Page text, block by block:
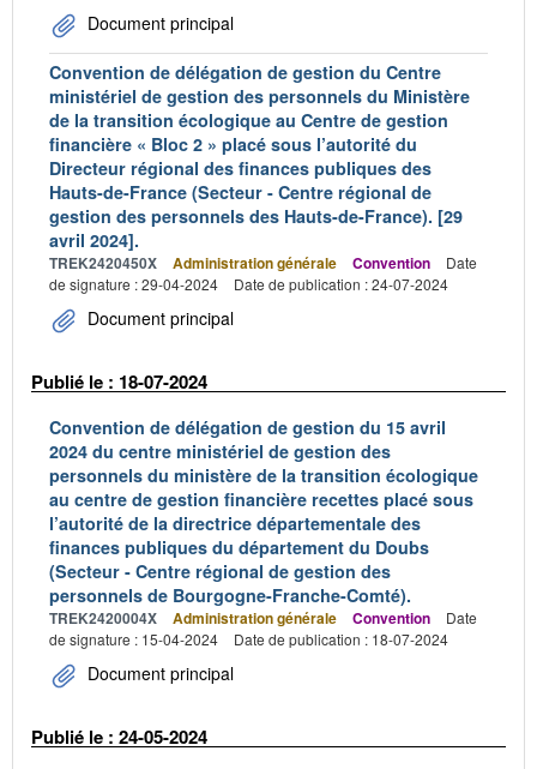
Document principal
Convention de délégation de gestion du Centre
ministériel de gestion des personnels du Ministère
de la transition écologique au Centre de gestion
financière « Bloc 2 » placé sous l’autorité du
Directeur régional des finances publiques des
Hauts-de-France (Secteur - Centre régional de
gestion des personnels des Hauts-de-France). [29
avril 2024].
TREK2420450X Administration générale Convention
Date
de signature : 29-04-2024
Date de publication : 24-07-2024
Document principal
Publié le : 18-07-2024
Convention de délégation de gestion du 15 avril
2024 du centre ministériel de gestion des
personnels du ministère de la transition écologique
au centre de gestion financière recettes placé sous
l’autorité de la directrice départementale des
finances publiques du département du Doubs
(Secteur - Centre régional de gestion des
personnels de Bourgogne-Franche-Comté).
TREK2420004X Administration générale Convention
Date
de signature : 15-04-2024
Date de publication : 18-07-2024
Document principal
Publié le : 24-05-2024